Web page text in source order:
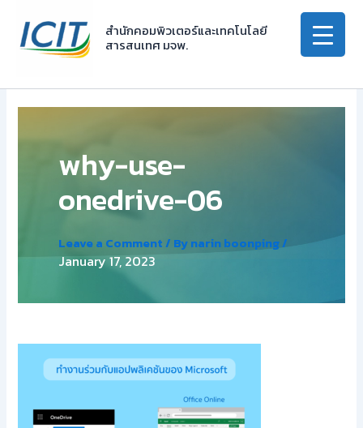
content
สำนักคอมพิวเตอร์และเทคโนโลยี
สารสนเทศ มจพ.
why-use-
onedrive-06
Leave a Comment / Bynarin boonping/
January 17, 2023